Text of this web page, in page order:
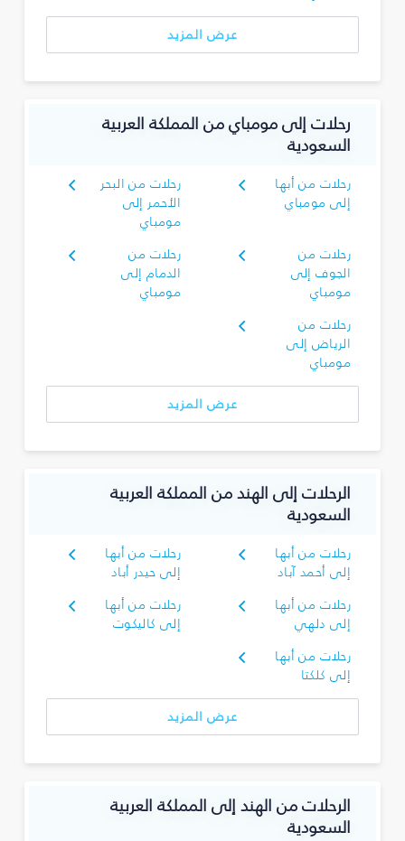
عرض المزيد
رحلات إلى مومباي من المملكة العربية
السعودية
رحلات من أبها
إلى مومباي
رحلات من البحر
الأحمر إلى
مومباي
رحلات من
الجوف إلى
مومباي
رحلات من
الدمام إلى
مومباي
رحلات من
الرياض إلى
مومباي
عرض المزيد
الرحلات إلى الهند من المملكة العربية
السعودية
رحلات من أبها
إلى أحمد آباد
رحلات من أبها
إلى حيدر أباد
رحلات من أبها
إلى دلهي
رحلات من أبها
إلى كاليكوت
رحلات من أبها
إلى كلكتا
عرض المزيد
الرحلات من الهند إلى المملكة العربية
السعودية